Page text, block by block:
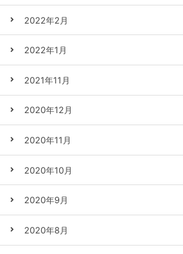
2022年2月
2022年1月
2021年11月
2020年12月
2020年11月
2020年10月
2020年9月
2020年8月